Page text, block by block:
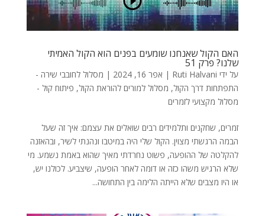
האם הקול שאנחנו שומעים בפנים הוא הקול האמיתי
שלנו? פרק 51
על ידי Ruti Halvani
| אפר 16, 2024 | מסלול לחובבי שירה -
התפתחות דרך הקול, מסלול למורים להוראת הקול, פיתוח קול -
מסלול מקצועי לזמרים
זמרים, שחקנים ותלמידים רבים שואלים את עצמם: איך זה שעל
הבמה הרגשתי מצוין. הקול שלי היה במיטבו ונהנתי לשיר, ובהאזנה
להקלטה של ההופעה, פשוט נחרדתי מאיך שהוא באמת נשמע. מי
שלא הרגיש משהו כזה או דומה לאחר הופעה, שיצביע. לכולנו יש,
או היו מצבים שלא הייתה הלימה בין התחושה...